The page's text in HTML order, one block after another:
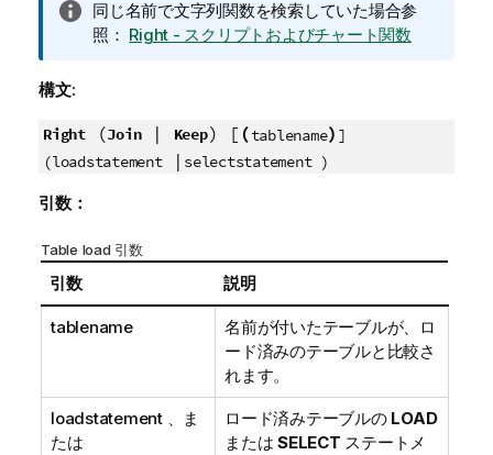
情
報
同じ名前で文字列関数を検索していた場合参
照： Right - スクリプトおよびチャート関数
構文:
Right(Join| Keep) [ (tablename) ]
(loadstatement| selectstatement )
引数：
Table load 引数
引数 説明
tablename
名前が付いたテーブルが、ロ
ード済みのテーブルと比較さ
れます。
loadstatement、ま
たは
ロード済みテーブルの LOAD
または SELECT ステートメ